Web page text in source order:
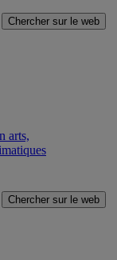
Chercher sur le web
arts,
Chercher sur le web